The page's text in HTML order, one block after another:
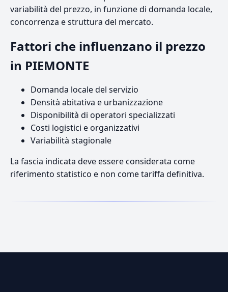
variabilità del prezzo, in funzione di domanda locale,
concorrenza e struttura del mercato.
Fattori che influenzano il prezzo
in PIEMONTE
Domanda locale del servizio
Densità abitativa e urbanizzazione
Disponibilità di operatori specializzati
Costi logistici e organizzativi
Variabilità stagionale
La fascia indicata deve essere considerata come
riferimento statistico e non come tariffa definitiva.